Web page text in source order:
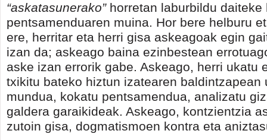
“askatasunerako”horretan laburbildu daiteke
pentsamenduaren muina. Hor bere helburu
ere, herritar eta herri gisa askeagoak egin
izan da; askeago baina ezinbestean
aske izan errorik gabe. Askeago, herri ukatu
txikitu bateko hiztun izatearen baldintzapean
mundua, kokatu pentsamendua, analizatu
galdera garaikideak. Askeago, kontzientzia
zutoin gisa, dogmatismoen kontra eta